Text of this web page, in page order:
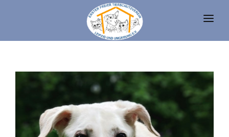
TIERHALTUNG UND RECHT